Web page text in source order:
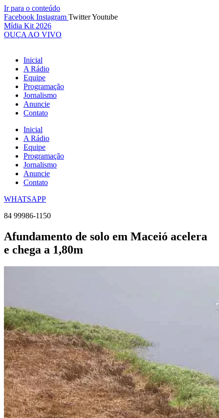
Ir para o conteúdo
Facebook Instagram TwitterYoutube
Mídia Kit 2026
OUÇA AO VIVO
Inicial
A Rádio
Equipe
Programação
Jornalismo
Anuncie
Contato
Inicial
A Rádio
Equipe
Programação
Jornalismo
Anuncie
Contato
WHATSAPP
84 99986-1150
Afundamento de solo em Maceió acelera
e chega a 1,80m